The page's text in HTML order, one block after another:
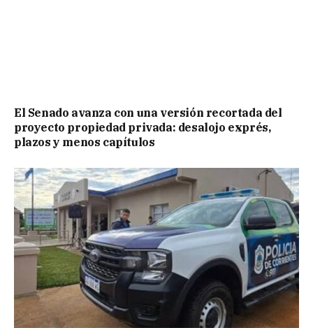
El Senado avanza con una versión recortada del
proyecto propiedad privada: desalojo exprés,
plazos y menos capítulos